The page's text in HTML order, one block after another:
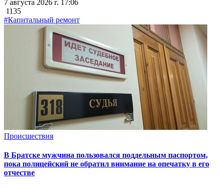
7 августа 2026 г. 17:06
1135
#Капитальный ремонт
Происшествия
В Братске мужчина пользовался поддельным паспортом,
пока полицейский не обратил внимание на опечатку в его
отчестве